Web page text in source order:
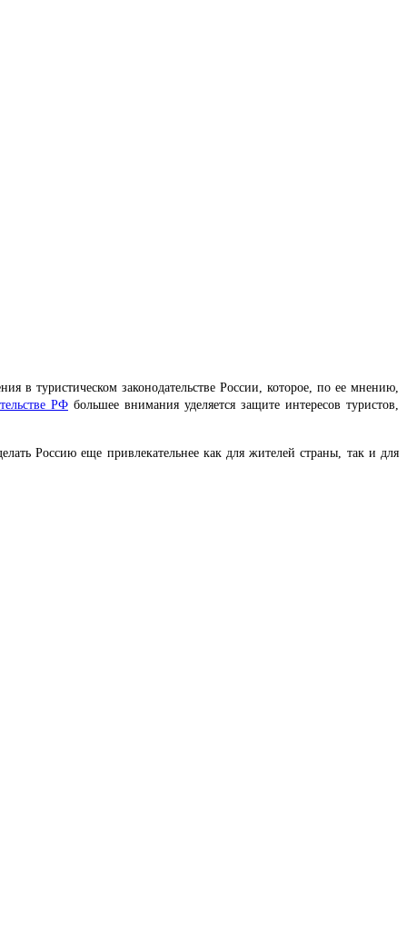
в туристическом законодательстве России, которое, по ее мнению,
РФбольшее внимания уделяется защите интересов туристов,
Россию еще привлекательнее как для жителей страны, так и для